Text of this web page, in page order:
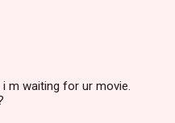
m waiting for ur movie.